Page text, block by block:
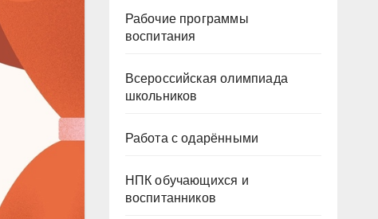
Рабочие программы
воспитания
Всероссийская олимпиада
школьников
Работа с одарёнными
НПК обучающихся и
воспитанников